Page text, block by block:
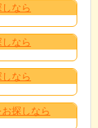
なら
なら
なら
探しなら